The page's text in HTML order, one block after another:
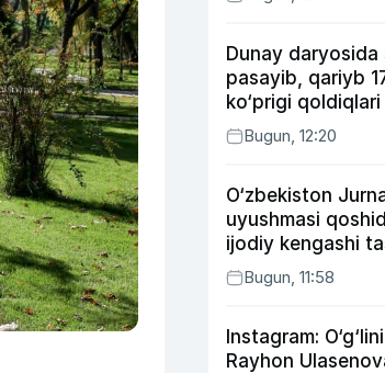
Dunay daryosida
pasayib, qariyb
ko‘prigi qoldiqlari
Bugun, 12:20
O‘zbekiston
uyushmasi
ijodiy kengashi
Bugun, 11:58
Instagram:
Rayhon